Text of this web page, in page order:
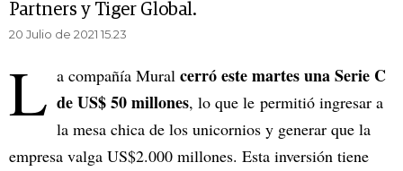
Partners y Tiger Global.
20 Julio de 2021 15.23
L a compañía Mural cerró este martes una Serie C
de US$ 50 millones, lo que le permitió ingresar a
la mesa chica de los unicornios y generar que la
empresa valga US$2.000 millones. Esta inversión tiene